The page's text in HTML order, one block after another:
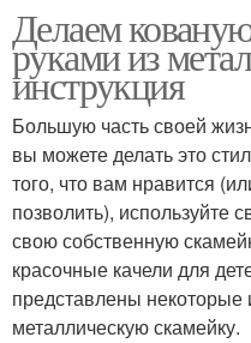
Делаем
руками из
инструкция
Большую часть своей
вы можете делать это
того, что вам нравится
позволить), используйте
свою собственную
красочные качели для
представлены некоторые
металлическую скамейку.